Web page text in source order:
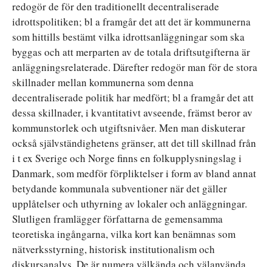
redogör de för den traditionellt decentraliserade
idrottspolitiken; bl a framgår det att det är kommunerna
som hittills bestämt vilka idrottsanläggningar som ska
byggas och att merparten av de totala driftsutgifterna är
anläggningsrelaterade. Därefter redogör man för de stora
skillnader mellan kommunerna som denna
decentraliserade politik har medfört; bl a framgår det att
dessa skillnader, i kvantitativt avseende, främst beror av
kommunstorlek och utgiftsnivåer. Men man diskuterar
också självständighetens gränser, att det till skillnad från
i t ex Sverige och Norge finns en folkupplysningslag i
Danmark, som medför förpliktelser i form av bland annat
betydande kommunala subventioner när det gäller
upplåtelser och uthyrning av lokaler och anläggningar.
Slutligen framlägger författarna de gemensamma
teoretiska ingångarna, vilka kort kan benämnas som
nätverksstyrning, historisk institutionalism och